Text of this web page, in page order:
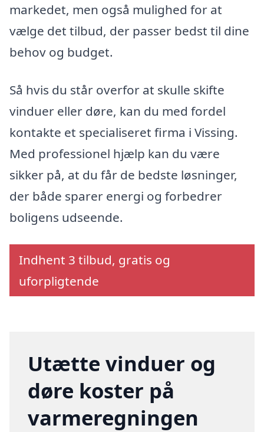
markedet, men også mulighed for at
vælge det tilbud, der passer bedst til dine
behov og budget.
Så hvis du står overfor at skulle skifte
vinduer eller døre, kan du med fordel
kontakte et specialiseret firma i Vissing.
Med professionel hjælp kan du være
sikker på, at du får de bedste løsninger,
der både sparer energi og forbedrer
boligens udseende.
Indhent 3 tilbud, gratis og
uforpligtende
Utætte vinduer og
døre koster på
varmeregningen